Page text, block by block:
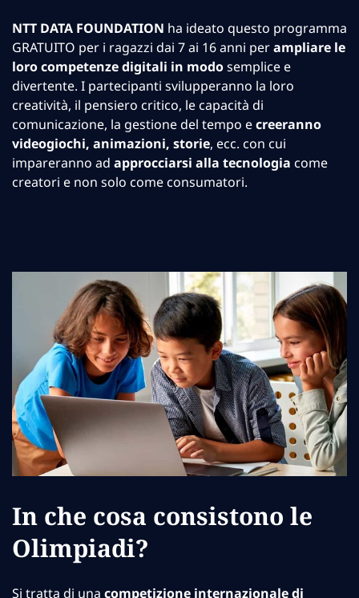
NTT DATA FOUNDATION ha ideato questo programma
GRATUITO per i ragazzi dai 7 ai 16 anni perampliare le
loro competenze digitali in modosemplice e
divertente. I partecipanti svilupperanno la loro
creatività, il pensiero critico, le capacità di
comunicazione, la gestione del tempo ecreeranno
videogiochi, animazioni, storie, ecc. con cui
impareranno ad approcciarsi alla tecnologia come
creatori e non solo come consumatori.
In che cosa consistono le
Olimpiadi?
Si tratta di una competizione internazionale di